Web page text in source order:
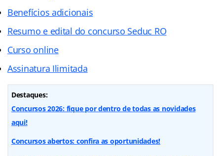
Benefícios adicionais
Resumo e edital do concurso Seduc RO
Curso online
Assinatura Ilimitada
Destaques:
Concursos 2026: fique por dentro de todas as novidades
aqui!
Concursos abertos: confira as oportunidades!